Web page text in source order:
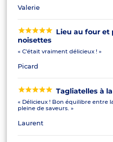
Valerie
Lieu au four et
noisettes
« C'était vraiment délicieux ! »
Picard
Tagliatelles à la
« Délicieux ! Bon équilibre entre
pleine de saveurs. »
Laurent